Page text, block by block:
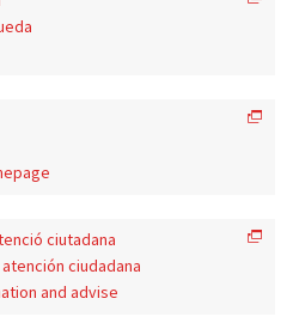
ciutadana
ciudadana
and advise